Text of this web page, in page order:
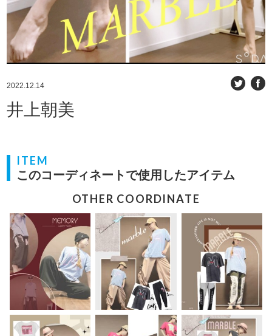
2022.12.14
井上朝美
ITEM
このコーディネートで使用したアイテム
OTHER COORDINATE